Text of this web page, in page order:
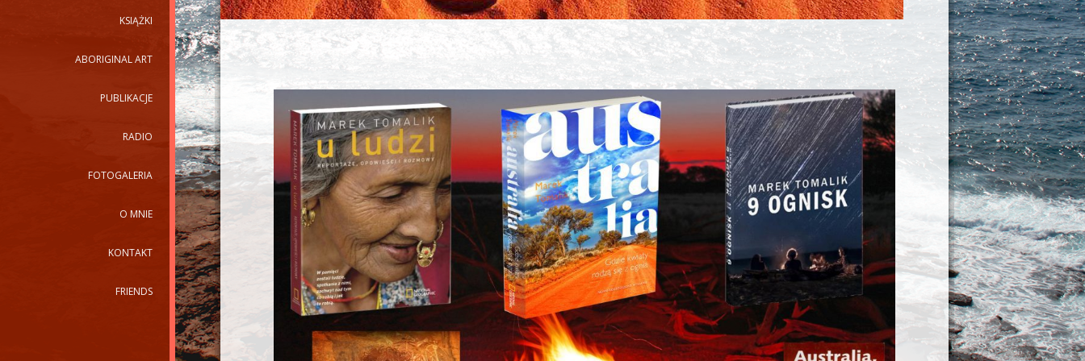
KSIĄŻKI
ABORIGINAL ART
PUBLIKACJE
RADIO
FOTOGALERIA
O MNIE
KONTAKT
FRIENDS